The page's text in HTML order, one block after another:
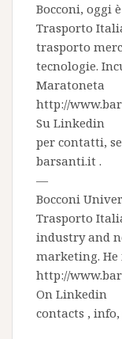
Bocconi, oggi
Trasporto
trasporto
tecnologie.
Maratoneta
http://
Su Linkedin
per contatti,
barsanti.it .
—
Bocconi
Trasporto
industry and
marketing.
http://
On Linkedin
contacts ,